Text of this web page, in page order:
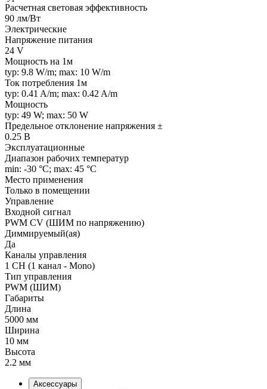
Расчетная световая эффективность
90 лм/Вт
Электрические
Напряжение питания
24 V
Мощность на 1м
typ: 9.8 W/m; max: 10 W/m
Ток потребления 1м
typ: 0.41 A/m; max: 0.42 A/m
Мощность
typ: 49 W; max: 50 W
Предельное отклонение напряжения ±
0.25 В
Эксплуатационные
Диапазон рабочих температур
min: -30 °C; max: 45 °C
Место применения
Только в помещении
Управление
Входной сигнал
PWM СV (ШИМ по напряжению)
Диммируемый(ая)
Да
Каналы управления
1 CH (1 канал - Mono)
Тип управления
PWM (ШИМ)
Габариты
Длина
5000 мм
Ширина
10 мм
Высота
2.2 мм
Аксессуары